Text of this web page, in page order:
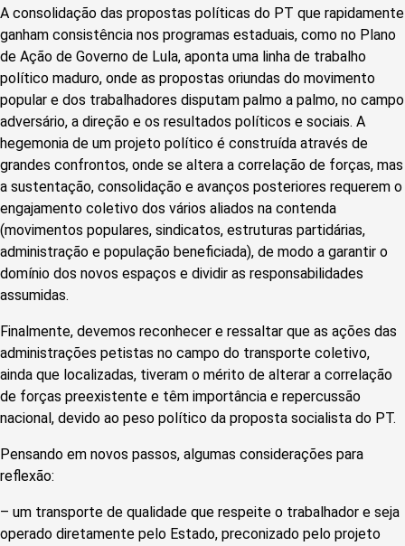
A consolidação das propostas políticas do PT que rapidamente
ganham consistência nos programas estaduais, como no Plano
de Ação de Governo de Lula, aponta uma linha de trabalho
político maduro, onde as propostas oriundas do movimento
popular e dos trabalhadores disputam palmo a palmo, no campo
adversário, a direção e os resultados políticos e sociais. A
hegemonia de um projeto político é construída através de
grandes confrontos, onde se altera a correlação de forças, mas
a sustentação, consolidação e avanços posteriores requerem o
engajamento coletivo dos vários aliados na contenda
(movimentos populares, sindicatos, estruturas partidárias,
administração e população beneficiada), de modo a garantir o
domínio dos novos espaços e dividir as responsabilidades
assumidas.
Finalmente, devemos reconhecer e ressaltar que as ações das
administrações petistas no campo do transporte coletivo,
ainda que localizadas, tiveram o mérito de alterar a correlação
de forças preexistente e têm importância e repercussão
nacional, devido ao peso político da proposta socialista do PT.
Pensando em novos passos, algumas considerações para
reflexão:
– um transporte de qualidade que respeite o trabalhador e seja
operado diretamente pelo Estado, preconizado pelo projeto